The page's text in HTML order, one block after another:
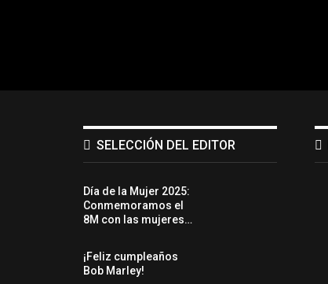
SELECCIÓN DEL EDITOR
Día de la Mujer 2025:
Conmemoramos el
8M con las mujeres…
¡Feliz cumpleaños
Bob Marley!